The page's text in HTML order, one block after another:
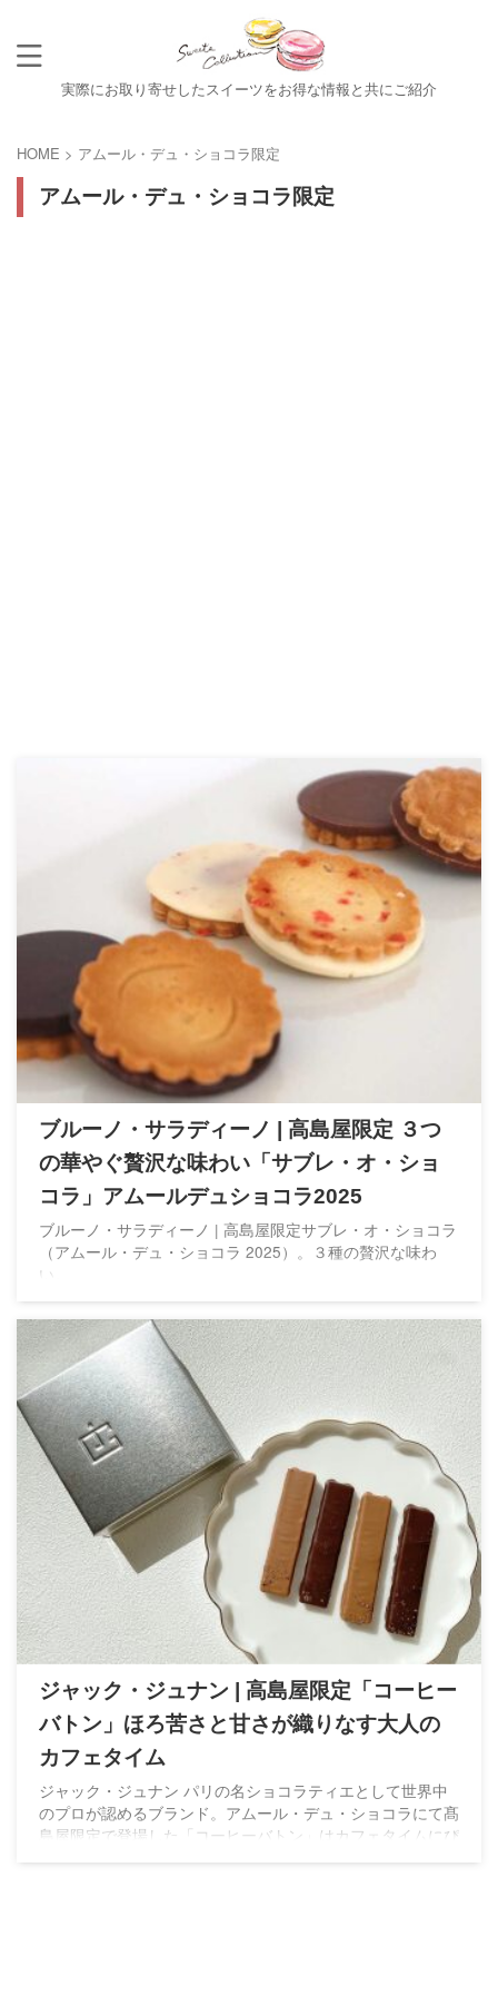
実際にお取り寄せしたスイーツをお得な情報と共にご紹介
HOME > アムール・デュ・ショコラ限定
アムール・デュ・ショコラ限定
ブルーノ・サラディーノ | 高島屋限定 ３つ
の華やぐ贅沢な味わい「サブレ・オ・ショ
コラ」アムールデュショコラ2025
ブルーノ・サラディーノ | 高島屋限定サブレ・オ・ショコラ
（アムール・デュ・ショコラ 2025）。３種の贅沢な味わ
い。
ジャック・ジュナン | 高島屋限定「コーヒー
バトン」ほろ苦さと甘さが織りなす大人の
カフェタイム
ジャック・ジュナン パリの名ショコラティエとして世界中
のプロが認めるブランド。アムール・デュ・ショコラにて髙
島屋限定で登場した「コーヒーバトン」はカフェタイムにぴ